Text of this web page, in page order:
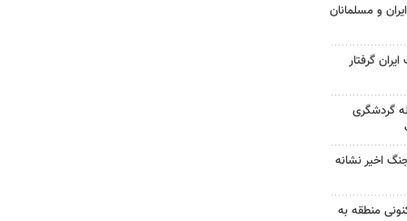
و مسلمانان
گرفتار
گردشگری
اخیر نشانه
منطقه به